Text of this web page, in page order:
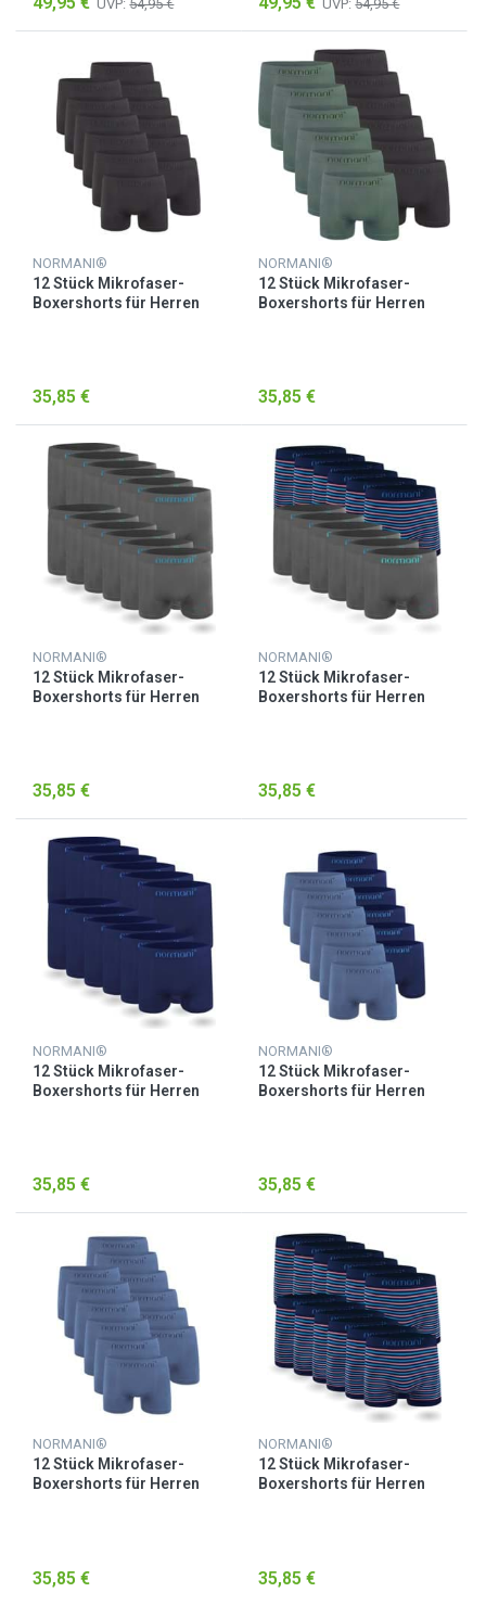
UVP: 54,95 € UVP: 54,95 €
NORMANI®
12 Stück Mikrofaser-
Boxershorts für Herren
35,85 €
NORMANI®
12 Stück Mikrofaser-
Boxershorts für Herren
35,85 €
NORMANI®
12 Stück Mikrofaser-
Boxershorts für Herren
35,85 €
NORMANI®
12 Stück Mikrofaser-
Boxershorts für Herren
35,85 €
NORMANI®
12 Stück Mikrofaser-
Boxershorts für Herren
35,85 €
NORMANI®
12 Stück Mikrofaser-
Boxershorts für Herren
35,85 €
NORMANI®
12 Stück Mikrofaser-
Boxershorts für Herren
35,85 €
NORMANI®
12 Stück Mikrofaser-
Boxershorts für Herren
35,85 €